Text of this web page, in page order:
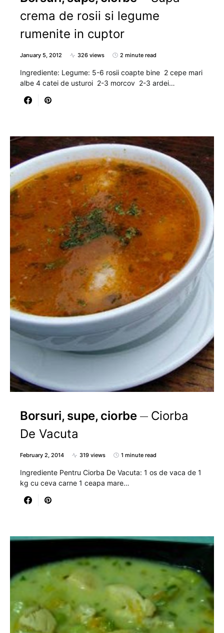
crema de rosii si legume
rumenite in cuptor
January 5, 2012 326 views 2 minute read
Ingrediente: Legume: 5-6 rosii coapte bine 2 cepe mari
albe 4 catei de usturoi 2-3 morcov 2-3 ardei…
Borsuri, supe, ciorbe
Ciorba
De Vacuta
February 2, 2014 319 views 1 minute read
Ingrediente Pentru Ciorba De Vacuta: 1 os de vaca de 1
kg cu ceva carne 1 ceapa mare…